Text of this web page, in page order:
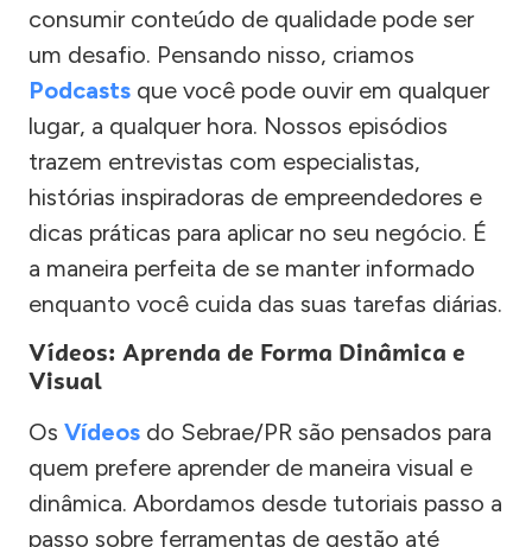
consumir conteúdo de qualidade pode ser
um desafio. Pensando nisso, criamos
Podcasts que você pode ouvir em qualquer
lugar, a qualquer hora. Nossos episódios
trazem entrevistas com especialistas,
histórias inspiradoras de empreendedores e
dicas práticas para aplicar no seu negócio. É
a maneira perfeita de se manter informado
enquanto você cuida das suas tarefas diárias.
Vídeos: Aprenda de Forma Dinâmica e
Visual
Os Vídeos do Sebrae/PR são pensados para
quem prefere aprender de maneira visual e
dinâmica. Abordamos desde tutoriais passo a
passo sobre ferramentas de gestão até